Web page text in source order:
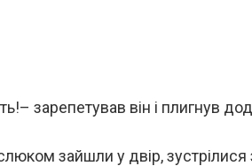
зарепетував він і плигнув
зайшли у двір,